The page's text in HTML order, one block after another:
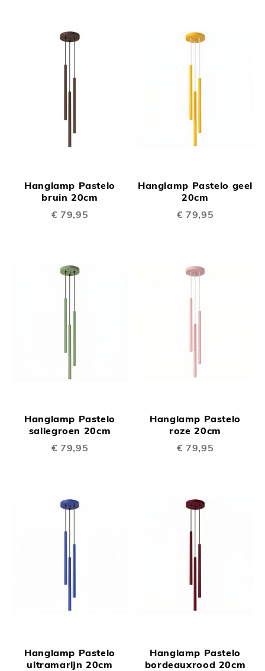
Hanglamp Pastelo
bruin 20cm
€ 79,95
Hanglamp Pastelo geel
20cm
€ 79,95
Hanglamp Pastelo
saliegroen 20cm
€ 79,95
Hanglamp Pastelo
roze 20cm
€ 79,95
Hanglamp Pastelo
ultramarijn 20cm
Hanglamp Pastelo
bordeauxrood 20cm